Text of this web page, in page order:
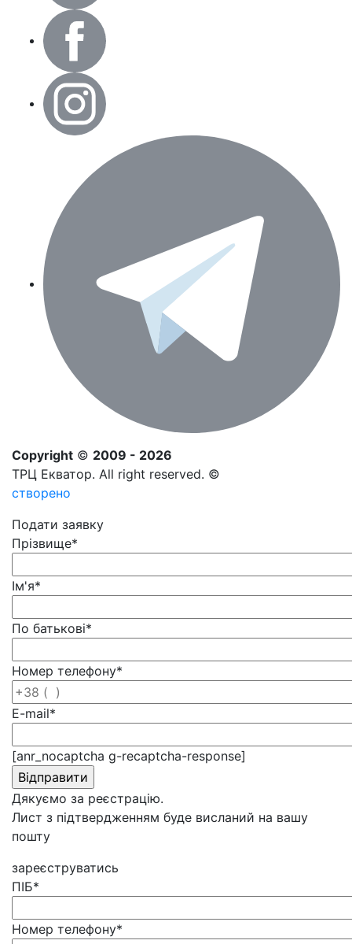
Copyright © 2009 - 2026
ТРЦ Екватор. All right reserved. ©
створено
Подати заявку
Прізвище*
Ім'я*
По батькові*
Номер телефону*
E-mail*
[anr_nocaptcha g-recaptcha-response]
Дякуємо за реєстрацію.
Лист з підтвердженням буде висланий на вашу
пошту
зареєструватись
ПІБ*
Номер телефону*